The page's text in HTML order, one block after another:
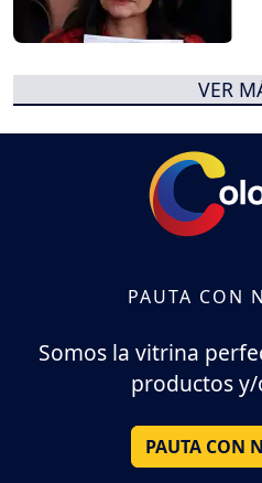
VER
PAUTA CON
Somos la vitrina
productos
PAUTA CON